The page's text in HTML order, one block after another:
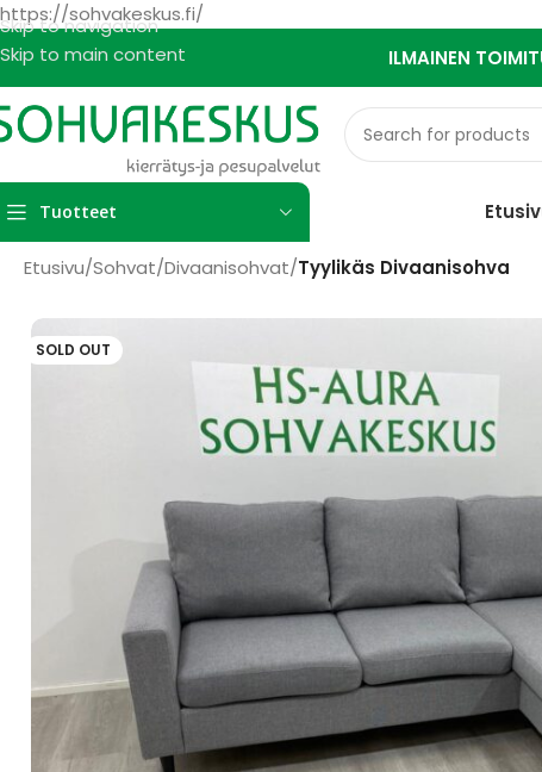
https://sohvakeskus.fi/
Skip to navigation
Skip to main content
ILMAINEN
Tuotteet
Etusivu/Sohvat/Divaanisohvat/Tyylikäs Divaanisohva
SOLD OUT